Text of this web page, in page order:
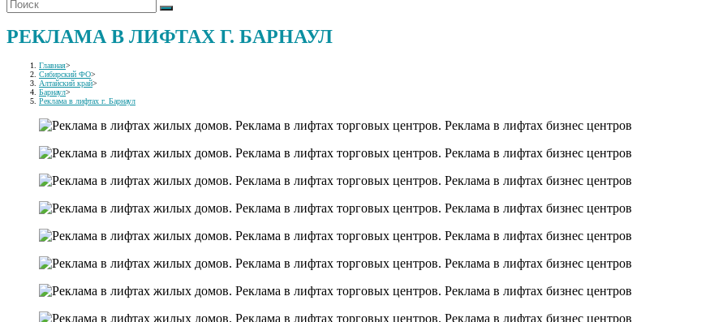
РЕКЛАМА В ЛИФТАХ Г. БАРНАУЛ
Главная>
Сибирский ФО>
Алтайский край>
Барнаул>
Реклама в лифтах г. Барнаул